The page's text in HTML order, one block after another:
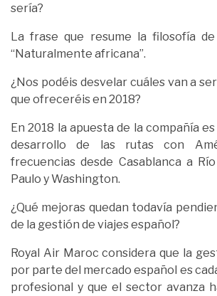
sería?
La frase que resume la filosofía
“Naturalmente africana”.
¿Nos podéis desvelar cuáles van a
que ofreceréis en 2018?
En 2018 la apuesta de la compañía
desarrollo de las rutas con
frecuencias desde Casablanca a
Paulo y Washington.
¿Qué mejoras quedan todavía
de la gestión de viajes español?
Royal Air Maroc considera que la
por parte del mercado español es
profesional y que el sector avanza